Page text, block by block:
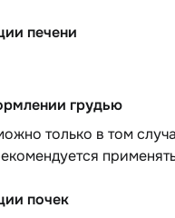
печени
грудью
только в том
почек